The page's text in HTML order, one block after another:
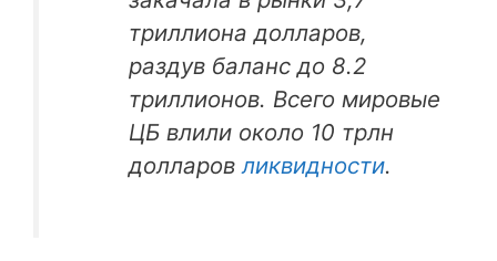
триллиона долларов,
раздув баланс до 8.2
триллионов. Всего мировые
ЦБ влили около 10 трлн
долларовликвидности.